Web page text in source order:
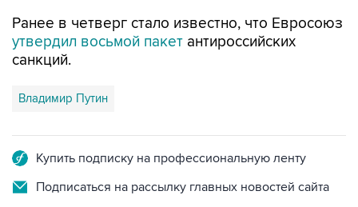
Ранее в четверг стало известно, что Евросоюз
утвердил восьмой пакет антироссийских
санкций.
Владимир Путин
Купить подписку на профессиональную ленту
Подписаться на рассылку главных новостей сайта